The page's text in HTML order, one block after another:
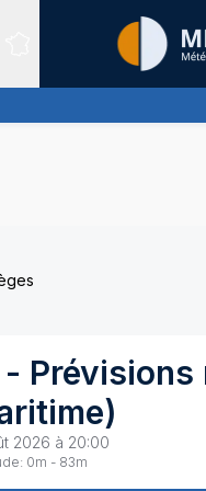
Sites expertis&eacute;s
nuages et un soleil
- Prévisions
)
2026 à 20:00
0m - 83m